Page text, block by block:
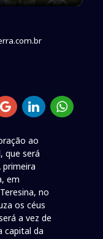
ao
que será
em
no
os céus
a vez de
capital da